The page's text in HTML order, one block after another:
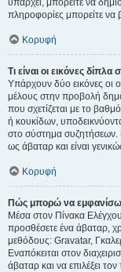
υπάρχει, μπορείτε να
πληροφορίες μπορείτε να
Κορυφή
Τι είναι οι εικόνες
Υπάρχουν δύο εικόνες οι
μέλους στην προβολή
που σχετίζεται με το
ή κουκίδων,
στο σύστημα συζητήσεων.
ως άβαταρ και είναι
Κορυφή
Πώς μπορώ να εμφανίσω
Μέσα στον Πίνακα
προσθέσετε ένα άβαταρ,
μεθόδους: Gravatar,
Εναπόκειται στον
άβαταρ και να επιλέξει